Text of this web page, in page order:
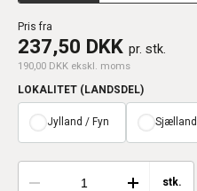
Pris fra
237,50 DKK pr. stk.
190,00 DKK ekskl. moms
LOKALITET (LANDSDEL)
Jylland / Fyn Sjælland
stk.